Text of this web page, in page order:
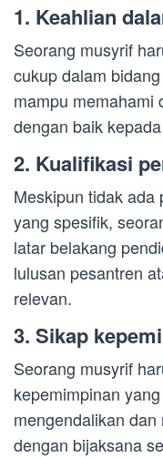
1. Keahlian
Seorang musyrif
cukup dalam
mampu memahami
dengan baik
2. Kualifikasi
Meskipun tidak ada
yang spesifik,
latar belakang
lulusan pesantren
relevan.
3. Sikap
Seorang musyrif
kepemimpinan
mengendalikan
dengan bijaksana